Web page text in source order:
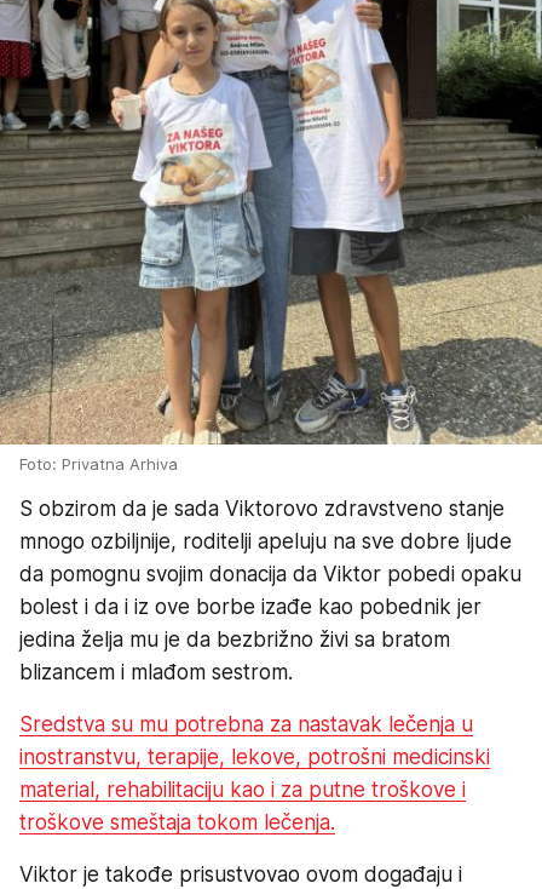
Foto: Privatna Arhiva
S obzirom da je sada Viktorovo zdravstveno stanje
mnogo ozbiljnije, roditelji apeluju na sve dobre ljude
da pomognu svojim donacija da Viktor pobedi opaku
bolest i da i iz ove borbe izađe kao pobednik jer
jedina želja mu je da bezbrižno živi sa bratom
blizancem i mlađom sestrom.
Sredstva su mu potrebna za nastavak lečenja u
inostranstvu, terapije, lekove, potrošni medicinski
material, rehabilitaciju kao i za putne troškove i
troškove smeštaja tokom lečenja.
Viktor je takođe prisustvovao ovom događaju i